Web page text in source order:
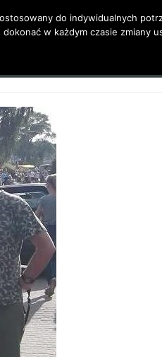
Moja działalność
do indywidualnych
w każdym czasie zmiany